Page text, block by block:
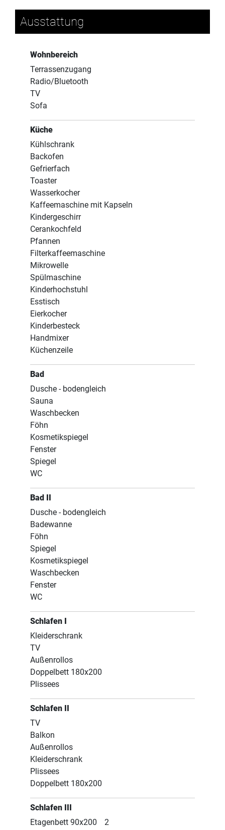
Ausstattung
Wohnbereich
Terrassenzugang
Radio/Bluetooth
TV
Sofa
Küche
Kühlschrank
Backofen
Gefrierfach
Toaster
Wasserkocher
Kaffeemaschine mit Kapseln
Kindergeschirr
Cerankochfeld
Pfannen
Filterkaffeemaschine
Mikrowelle
Spülmaschine
Kinderhochstuhl
Esstisch
Eierkocher
Kinderbesteck
Handmixer
Küchenzeile
Bad
Dusche - bodengleich
Sauna
Waschbecken
Föhn
Kosmetikspiegel
Fenster
Spiegel
WC
Bad II
Dusche - bodengleich
Badewanne
Föhn
Spiegel
Kosmetikspiegel
Waschbecken
Fenster
WC
Schlafen I
Kleiderschrank
TV
Außenrollos
Doppelbett 180x200
Plissees
Schlafen II
TV
Balkon
Außenrollos
Kleiderschrank
Plissees
Doppelbett 180x200
Schlafen III
Etagenbett 90x200
2